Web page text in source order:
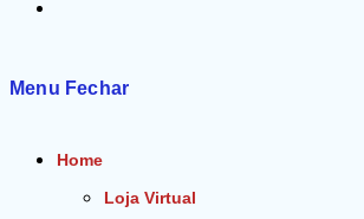
Menu Fechar
Home
Loja Virtual